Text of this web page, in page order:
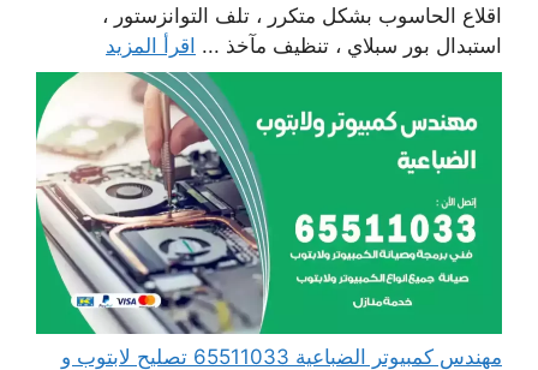
اقلاع الحاسوب بشكل متكرر ، تلف التوانزستور ،
استبدال بور سبلاي ، تنظيف مآخذ ... اقرأ المزيد
مهندس كمبيوتر الضباعية 65511033 تصليح لابتوب و